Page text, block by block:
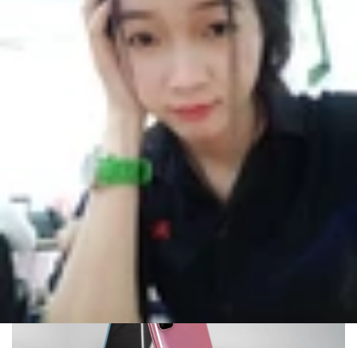
Đánh Giá - Trên Tay So SánhTư vấn
Khuyến
Thủ thuậtHỏi đápApp - GameThông báo
Khách
hàng - Sự kiện
Bỏ qua mọi đối thủ, Galaxy S20 lập
kỉ lục trở thành điện thoại 5G nhẹ
Nguyễn Phan Thảo Nguyên
Ngày đăng:15/04/2020
Cập nhật:24/05/2026
Theo dõi XTMobile trên